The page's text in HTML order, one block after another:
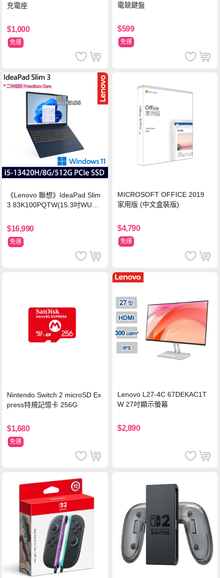
充電座
$1,000
免運
電競鍵盤
$599
免運
《Lenovo 聯想》IdeaPad Slim
3 83K100PQTW(15.3吋WUXG
n11/二年保)
$16,990
免運
MICROSOFT OFFICE 2019
家用版 (中文盒裝版)
$4,790
免運
Nintendo Switch 2 microSD Ex
press特規記憶卡 256G
$1,680
免運
Lenovo L27-4C 67DEKAC1T
W 27吋顯示螢幕
$2,890